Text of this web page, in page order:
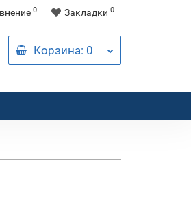
0 Закладки 0
Корзина: 0